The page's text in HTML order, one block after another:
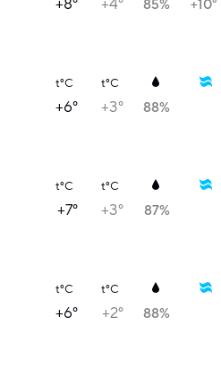
+8° +4° 85% +10°
t°C t°C
+6° +3° 88%
t°C t°C
+7° +3° 87%
t°C t°C
+6° +2° 88%